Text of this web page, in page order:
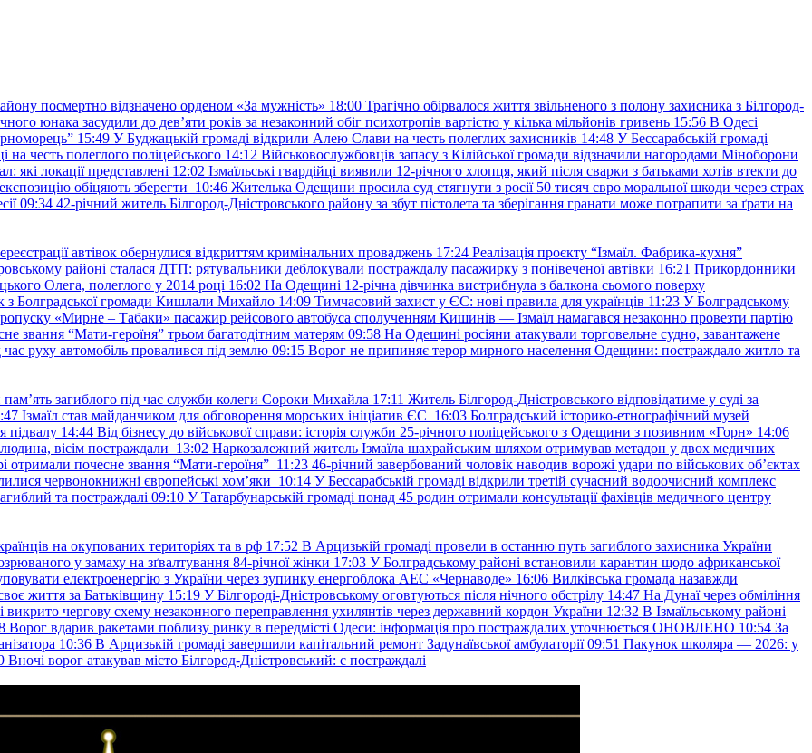
посмертно відзначено орденом «За мужність» 18:00 Трагічно обірвалося життя звільненого з полону захисника з Білгород-
юнака засудили до дев’яти років за незаконний обіг психотропів вартістю у кілька мільйонів гривень 15:56 В Одесі
15:49 У Буджацькій громаді відкрили Алею Слави на честь полеглих захисників 14:48 У Бессарабській громаді
честь полеглого поліцейського 14:12 Військовослужбовців запасу з Кілійської громади відзначили нагородами Міноборони
локації представлені 12:02 Ізмаїльські гвардійці виявили 12-річного хлопця, який після сварки з батьками хотів втекти до
обіцяють зберегти 10:46 Жителька Одещини просила суд стягнути з росії 50 тисяч євро моральної шкоди через страх
09:34 42-річний житель Білгород-Дністровського району за збут пістолета та зберігання гранати може потрапити за ґрати на
автівок обернулися відкриттям кримінальних проваджень 17:24 Реалізація проєкту “Ізмаїл. Фабрика-кухня”
районі сталася ДТП: рятувальники деблокували постраждалу пасажирку з понівеченої автівки 16:21 Прикордонники
Олега, полеглого у 2014 році 16:02 На Одещині 12-річна дівчинка вистрибнула з балкона сьомого поверху
з Болградської громади Кишлали Михайло 14:09 Тимчасовий захист у ЄС: нові правила для українців 11:23 У Болградському
«Мирне – Табаки» пасажир рейсового автобуса сполученням Кишинів — Ізмаїл намагався незаконно провезти партію
звання “Мати-героїня” трьом багатодітним матерям 09:58 На Одещині росіяни атакували торговельне судно, завантажене
час руху автомобіль провалився під землю 09:15 Ворог не припиняє терор мирного населення Одещини: постраждало житло та
пам’ять загиблого під час служби колеги Сороки Михайла 17:11 Житель Білгород-Дністровського відповідатиме у суді за
Ізмаїл став майданчиком для обговорення морських ініціатив ЄС 16:03 Болградський історико-етнографічний музей
підвалу 14:44 Від бізнесу до військової справи: історія служби 25-річного поліцейського з Одещини з позивним «Горн» 14:06
вісім постраждали 13:02 Наркозалежний житель Ізмаїла шахрайським шляхом отримував метадон у двох медичних
отримали почесне звання “Мати-героїня” 11:23 46-річний завербований чоловік наводив ворожі удари по військових обʼєктах
червонокнижні європейські хом’яки 10:14 У Бессарабській громаді відкрили третій сучасний водоочисний комплекс
та постраждалі 09:10 У Татарбунарській громаді понад 45 родин отримали консультації фахівців медичного центру
на окупованих територіях та в рф 17:52 В Арцизькій громаді провели в останню путь загиблого захисника України
у замаху на зґвалтування 84-річної жінки 17:03 У Болградському районі встановили карантин щодо африканської
електроенергію з України через зупинку енергоблока АЕС «Чернаводе» 16:06 Вилківська громада назавжди
життя за Батьківщину 15:19 У Білгороді-Дністровському оговтуються після нічного обстрілу 14:47 На Дунаї через обміління
чергову схему незаконного переправлення ухилянтів через державний кордон України 12:32 В Ізмаїльському районі
Ворог вдарив ракетами поблизу ринку в передмісті Одеси: інформація про постраждалих уточнюється ОНОВЛЕНО 10:54 За
10:36 В Арцизькій громаді завершили капітальний ремонт Задунаївської амбулаторії 09:51 Пакунок школяра — 2026: у
Вночі ворог атакував місто Білгород-Дністровський: є постраждалі